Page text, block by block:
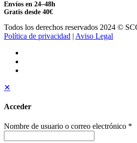
Envíos en 24–48h
Gratis desde 40€
Todos los derechos reservados 2024 ©
Política de privacidad | Aviso Legal
✕
Acceder
Nombre de usuario o correo electrónico *